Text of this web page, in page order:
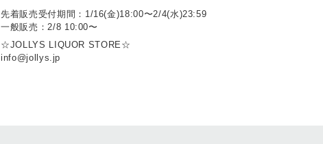
先着販売受付期間：1/16(金)18:00〜2/4(水)23:59
一般販売：2/8 10:00〜
☆JOLLYS LIQUOR STORE☆
info@jollys.jp